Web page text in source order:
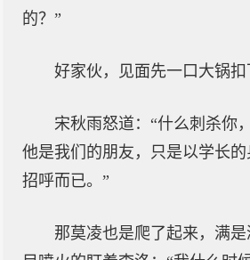
的？”
好家伙，见面先一口大锅扣
宋秋雨怒道：“什么刺杀你
他是我们的朋友，只是以学长
招呼而已。”
那莫凌也是爬了起来，满